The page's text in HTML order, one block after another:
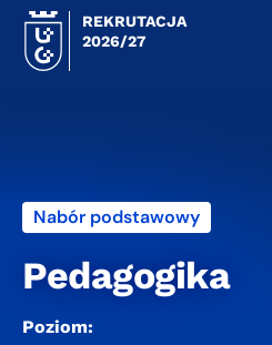
REKRUTACJA
2026/27
Nabór podstawowy
Pedagogika
Poziom: